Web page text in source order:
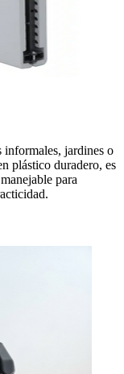
informales, jardines o
plástico duradero, es
para